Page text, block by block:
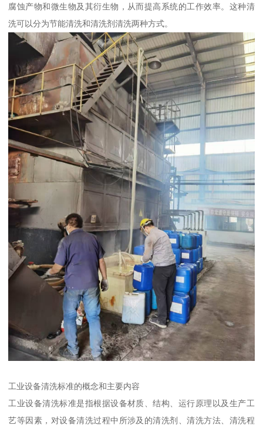
腐蚀产物和微生物及其衍生物，从而提高系统的工作效率。这种清
洗可以分为节能清洗和清洗剂清洗两种方式。‌
工业设备清洗标准的概念和主要内容
工业设备清洗标准是指根据设备材质、结构、运行原理以及生产工
艺等因素，对设备清洗过程中所涉及的清洗剂、清洗方法、清洗程